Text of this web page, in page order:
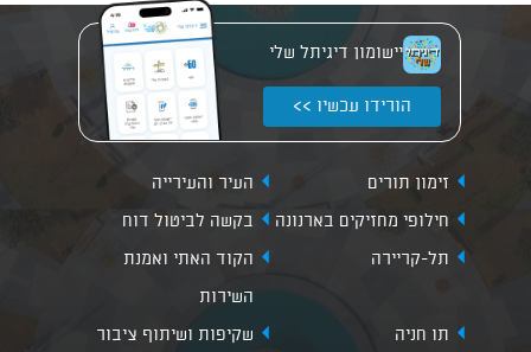
יישומון דיגיתל שלי
הורידו עכשיו >>
זימון תורים
העיר והעירייה
חילופי מחזיקים בארנונה
בקשה לביטול דוח
תל-קריירה
הקוד האתי ואמנת
השירות
תו חניה
שקיפות ושיתוף ציבור